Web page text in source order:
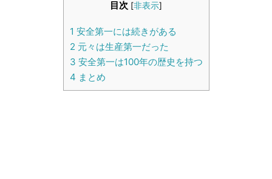
目次 [非表示]
1 安全第一には続きがある
2 元々は生産第一だった
3 安全第一は100年の歴史を持つ
4 まとめ